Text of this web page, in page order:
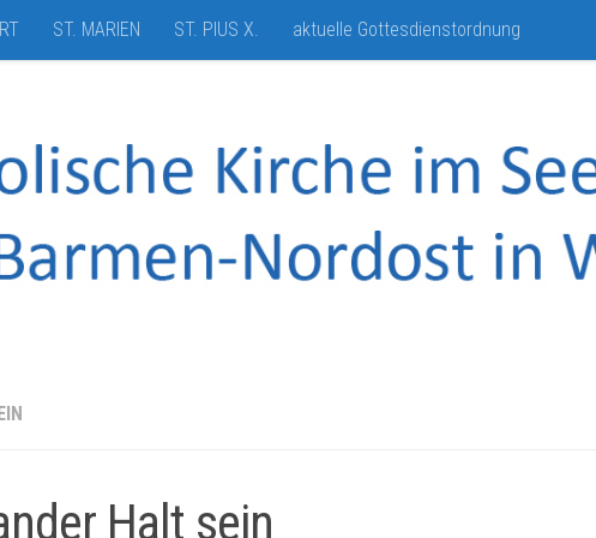
ST. MARIEN ST. PIUS X. aktuelle Gottesdienstordnung
Halt sein